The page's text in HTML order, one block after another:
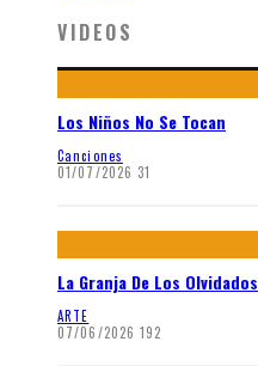
VIDEOS
Los Niños No Se Tocan
Canciones
01/07/2026 31
La Granja De Los Olvidados
ARTE
07/06/2026 192